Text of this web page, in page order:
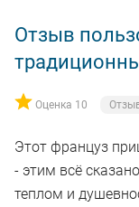
Отзыв
Оценка 10
Этот француз
- этим всё
теплом и